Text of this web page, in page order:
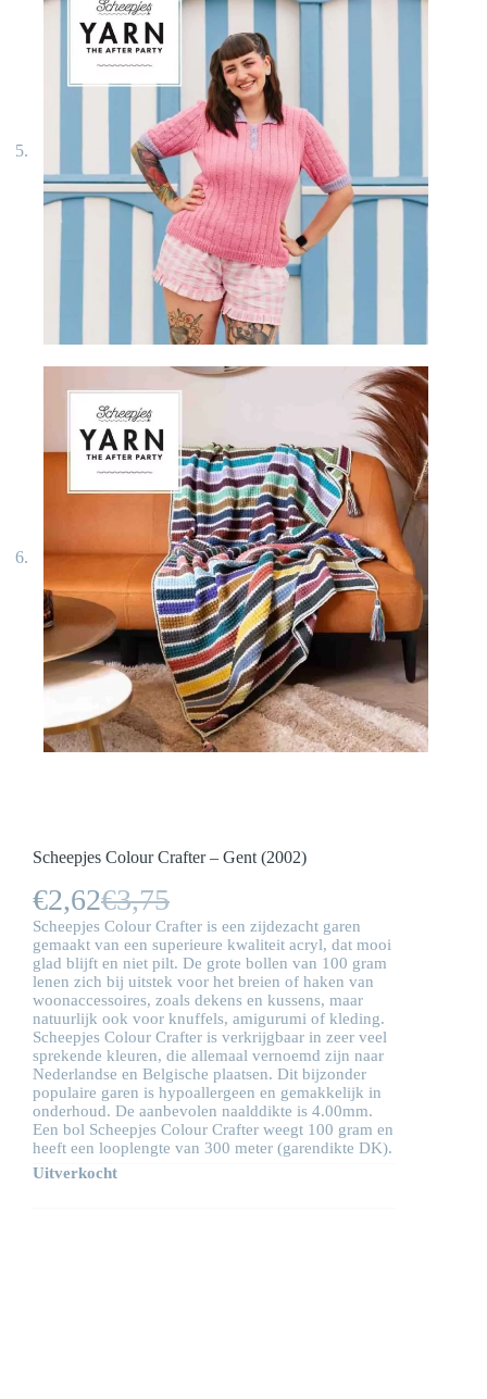
Scheepjes Colour Crafter – Gent (2002)
€3,75
Oorspronkelijke
prijs
was:
€3,75.
€2,62Huidige
prijs
is:
€2,62.
Scheepjes Colour Crafter is een zijdezacht garen
gemaakt van een superieure kwaliteit acryl, dat mooi
glad blijft en niet pilt. De grote bollen van 100 gram
lenen zich bij uitstek voor het breien of haken van
woonaccessoires, zoals dekens en kussens, maar
natuurlijk ook voor knuffels, amigurumi of kleding.
Scheepjes Colour Crafter is verkrijgbaar in zeer veel
sprekende kleuren, die allemaal vernoemd zijn naar
Nederlandse en Belgische plaatsen. Dit bijzonder
populaire garen is hypoallergeen en gemakkelijk in
onderhoud. De aanbevolen naalddikte is 4.00mm.
Een bol Scheepjes Colour Crafter weegt 100 gram en
heeft een looplengte van 300 meter (garendikte DK).
Uitverkocht